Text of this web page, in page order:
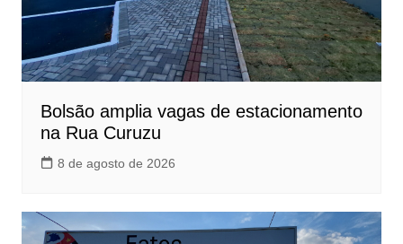
Bolsão amplia vagas de estacionamento
na Rua Curuzu
8 de agosto de 2026